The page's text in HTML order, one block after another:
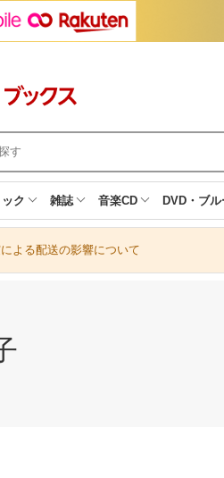
ク 雑誌 音楽CD DVD・ブル
よる配送の影響について